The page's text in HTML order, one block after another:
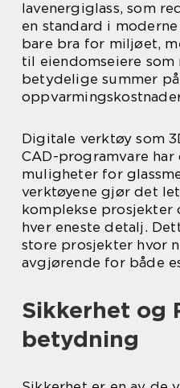
lavenergiglass, som
en standard i
bare bra for miljøet,
til eiendomseiere som
betydelige summer på
Digitale verktøy som
CAD-programvare har
muligheter for
verktøyene gjør det
komplekse prosjekter
hver eneste detalj.
store prosjekter hvor
avgjørende for både
Sikkerhet og
betydning